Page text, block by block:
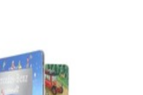
Mercedes-Benz